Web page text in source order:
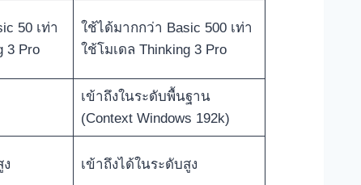
50 เท่า
3 Pro
ใช้ได้มากกว่า Basic 500 เท่า
ใช้โมเดล Thinking 3 Pro
เข้าถึงในระดับพื้นฐาน
(Context Windows 192k)
เข้าถึงได้ในระดับสูง